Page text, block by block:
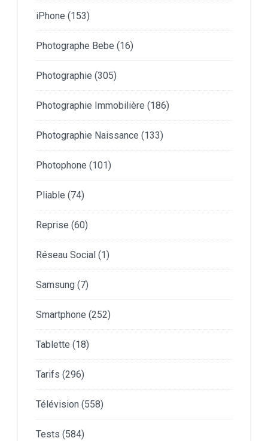
iPhone (153)
Photographe Bebe (16)
Photographie (305)
Photographie Immobilière (186)
Photographie Naissance (133)
Photophone (101)
Pliable (74)
Reprise (60)
Réseau Social (1)
Samsung (7)
Smartphone (252)
Tablette (18)
Tarifs (296)
Télévision (558)
Tests (584)